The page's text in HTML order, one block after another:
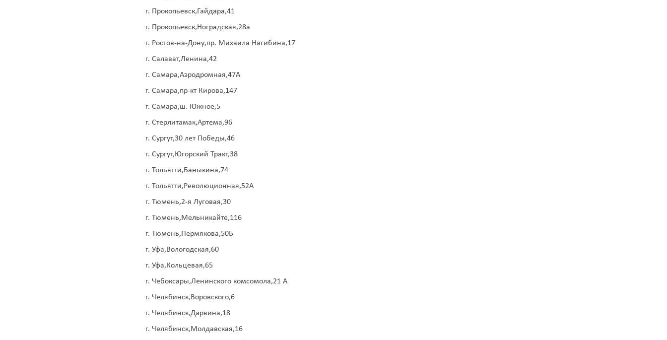
г. Прокопьевск,Гайдара,41
г. Прокопьевск,Ноградская,28а
г. Ростов-на-Дону,пр. Михаила Нагибина,17
г. Салават,Ленина,42
г. Самара,Аэродромная,47А
г. Самара,пр-кт Кирова,147
г. Самара,ш. Южное,5
г. Стерлитамак,Артема,96
г. Сургут,30 лет Победы,46
г. Сургут,Югорский Тракт,38
г. Тольятти,Баныкина,74
г. Тольятти,Революционная,52А
г. Тюмень,2-я Луговая,30
г. Тюмень,Мельникайте,116
г. Тюмень,Пермякова,50Б
г. Уфа,Вологодская,60
г. Уфа,Кольцевая,65
г. Чебоксары,Ленинского комсомола,21 А
г. Челябинск,Воровского,6
г. Челябинск,Дарвина,18
г. Челябинск,Молдавская,16